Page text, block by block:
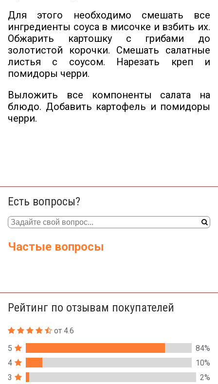
Для этого необходимо смешать все
ингредиенты соуса в мисочке и взбить их.
Обжарить картошку с грибами до
золотистой корочки. Смешать салатные
листья с соусом. Нарезать креп и
помидоры черри.
Выложить все компоненты салата на
блюдо. Добавить картофель и помидоры
черри.
Есть вопросы?
Частые вопросы
Рейтинг по отзывам покупателей
от 4.6
5
84%
4
10%
3
2%